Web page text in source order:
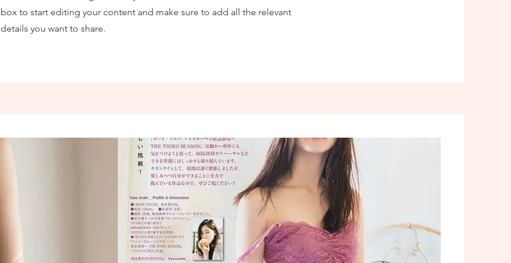
box to start editing your content and make sure to add all the relevant
details you want to share.